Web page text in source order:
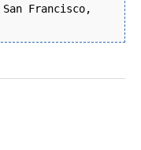
Francisco,